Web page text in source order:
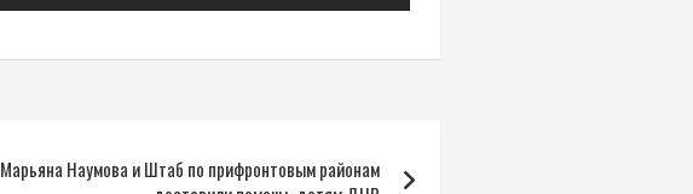
Марьяна Наумова и Штаб по прифронтовым районам